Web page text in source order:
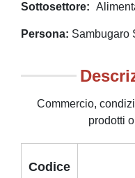
Sottosettore
Persona Sambugaro
Commercio,
prodotti
Codice